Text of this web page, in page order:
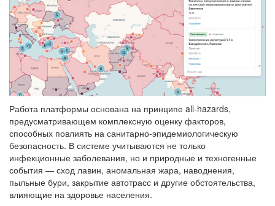
Работа платформы основана на принципе all-hazards,
предусматривающем комплексную оценку факторов,
способных повлиять на санитарно-эпидемиологическую
безопасность. В системе учитываются не только
инфекционные заболевания, но и природные и техногенные
события — сход лавин, аномальная жара, наводнения,
пыльные бури, закрытие автотрасс и другие обстоятельства,
влияющие на здоровье населения.